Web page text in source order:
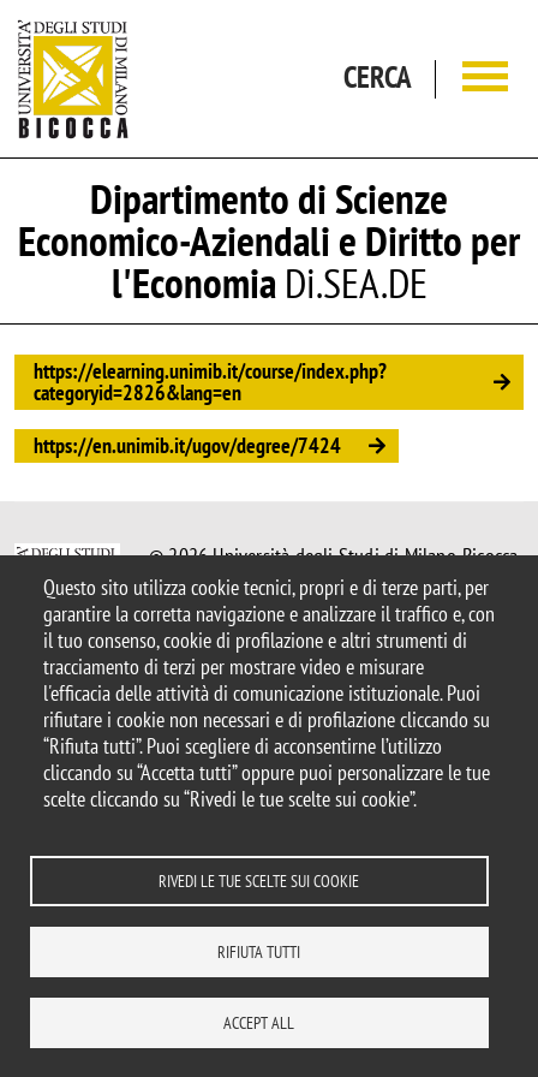
Questo sito utilizza cookie tecnici, propri e di terze parti, per
garantire la corretta navigazione e analizzare il traffico e, con
il tuo consenso, cookie di profilazione e altri strumenti di
tracciamento di terzi per mostrare video e misurare
l'efficacia delle attività di comunicazione istituzionale. Puoi
rifiutare i cookie non necessari e di profilazione cliccando su
“Rifiuta tutti”. Puoi scegliere di acconsentirne l’utilizzo
cliccando su “Accetta tutti” oppure puoi personalizzare le tue
scelte cliccando su “Rivedi le tue scelte sui cookie”.
RIVEDI LE TUE SCELTE SUI COOKIE
RIFIUTA TUTTI
ACCEPT ALL
CERCA
Dipartimento di Scienze
Economico-Aziendali e Diritto per
l'EconomiaDi.SEA.DE
https://elearning.unimib.it/course/index.php?
categoryid=2826&lang=en
https://en.unimib.it/ugov/degree/7424
© 2026 Università degli Studi di Milano-Bicocca
Piazza dell'Ateneo Nuovo, 1 - 20126, Milano
Casella PEC:ateneo.bicocca@pec.unimib.it
P.I. 12621570154 |
redazioneweb.diseade@unimib.it
Note legali Amministrazione trasparente Dichiarazione di accessibilità
MAPPA DEL SITO CONTATTI